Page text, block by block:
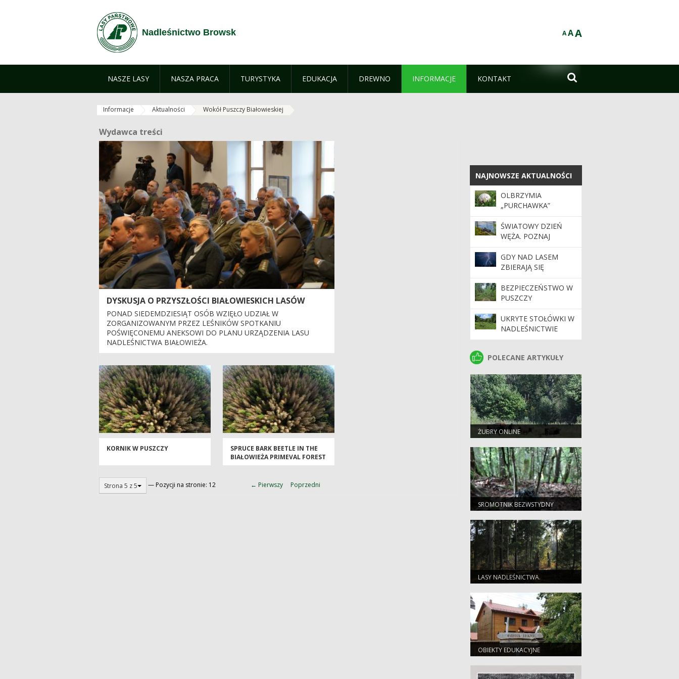
Nadleśnictwo Browsk AAA
NASZE LASY NASZA PRACA TURYSTYKA EDUKACJA DREWNO INFORMACJE KONTAKT 
Informacje Aktualności Wokół Puszczy Białowieskiej
Wydawca treści
Wydawca treści
DYSKUSJA O PRZYSZŁOŚCI BIAŁOWIESKICH LASÓW
PONAD SIEDEMDZIESIĄT OSÓB WZIĘŁO UDZIAŁ W
ZORGANIZOWANYM PRZEZ LEŚNIKÓW SPOTKANIU
POŚWIĘCONEMU ANEKSOWI DO PLANU URZĄDZENIA LASU
NADLEŚNICTWA BIAŁOWIEŻA.
KORNIK W PUSZCZY
SPRUCE BARK BEETLE IN THE
BIAŁOWIEŻA PRIMEVAL FOREST
Strona 5 z 5 — Pozycji na stronie: 12 ← Pierwszy Poprzedni
NAJNOWSZE AKTUALNOŚCI
NAJNOWSZE AKTUALNOŚCI
OLBRZYMIA
„PURCHAWKA”
ŚWIATOWY DZIEŃ
WĘŻA. POZNAJ
NASZYCH
PEŁZAJĄCYCH
SĄSIADÓW
GDY NAD LASEM
ZBIERAJĄ SIĘ
CHMURY. PORADNIK
BEZPIECZNEGO
TURYSTY
BEZPIECZEŃSTWO W
PUSZCZY
BIAŁOWIESKIEJ. APEL
NADLEŚNICTWA DO
TURYSTÓW
UKRYTE STOŁÓWKI W
NADLEŚNICTWIE
BROWSK. SKĄD SIĘ
POŚRODKU LASU?
POLECANE ARTYKUŁY
POLECANE ARTYKUŁY
ŻUBRY ONLINE
SROMOTNIK BEZWSTYDNY
(PHALLUS IMPUDICUS)
LASY NADLEŚNICTWA.
OBIEKTY EDUKACYJNE